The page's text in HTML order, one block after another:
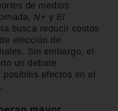
de medios
, N+ y El
busca reducir costos
elección de
Sin embargo, el
un debate
efectos en el